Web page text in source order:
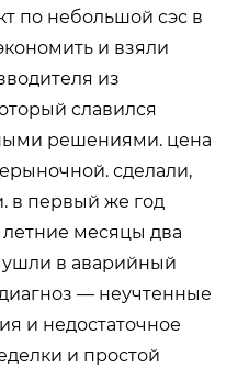
по небольшой сэс в
и взяли
из
славился
решениями. цена
сделали,
в первый же год
месяцы два
ушли в аварийный
— неучтенные
и недостаточное
и простой